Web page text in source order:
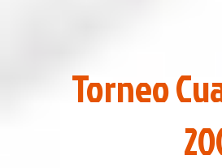
Torneo